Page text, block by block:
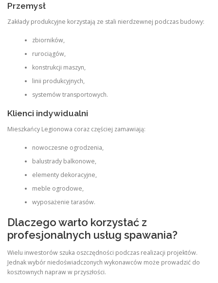
Przemysł
Zakłady produkcyjne korzystają ze stali nierdzewnej podczas budowy:
zbiorników,
rurociągów,
konstrukcji maszyn,
linii produkcyjnych,
systemów transportowych.
Klienci indywidualni
Mieszkańcy Legionowa coraz częściej zamawiają:
nowoczesne ogrodzenia,
balustrady balkonowe,
elementy dekoracyjne,
meble ogrodowe,
wyposażenie tarasów.
Dlaczego warto korzystać z
profesjonalnych usług spawania?
Wielu inwestorów szuka oszczędności podczas realizacji projektów.
Jednak wybór niedoświadczonych wykonawców może prowadzić do
kosztownych napraw w przyszłości.